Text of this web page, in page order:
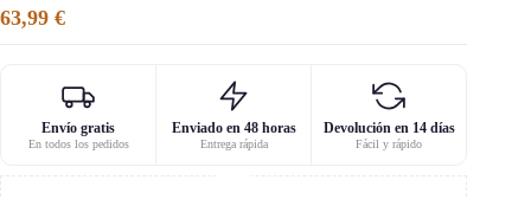
63,99 €
Envío gratis
En todos los pedidos
Enviado en 48 horas
Entrega rápida
Devolución en 14 días
Fácil y rápido